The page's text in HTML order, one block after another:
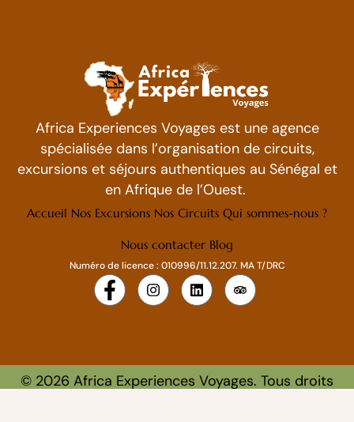
Africa Experiences Voyages est une agence
spécialisée dans l’organisation de circuits,
excursions et séjours authentiques au Sénégal et
en Afrique de l’Ouest.
Accueil Nos Excursions Nos Circuits Qui sommes-nous ?
Nous contacter Blog
Numéro de licence : 010996/11.12.207. MA T/DRC
© 2026 Africa Experiences Voyages. Tous droits